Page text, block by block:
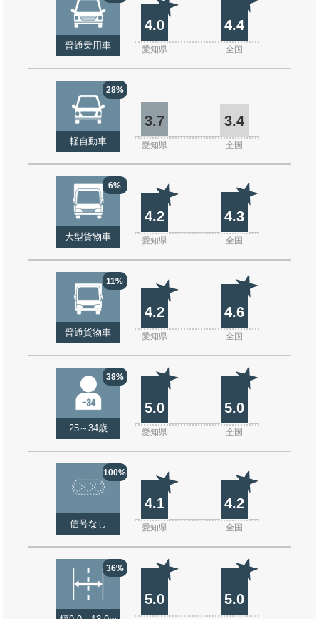
普通乗用車
4.0 4.4
愛知県 全国
28%
軽自動車
3.7 3.4
愛知県 全国
6%
大型貨物車
4.2 4.3
愛知県 全国
11%
普通貨物車
4.2 4.6
愛知県 全国
38%
25～34歳
5.0 5.0
愛知県 全国
100%
信号なし
4.1 4.2
愛知県 全国
36%
5.0 5.0